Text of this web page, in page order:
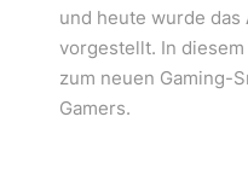
und heute wurde das
vorgestellt. In
zum neuen Gaming-
Gamers.